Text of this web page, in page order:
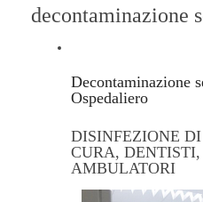
decontaminazione
Decontaminazione
Ospedaliero
DISINFEZIONE
CURA,
AMBULATORI